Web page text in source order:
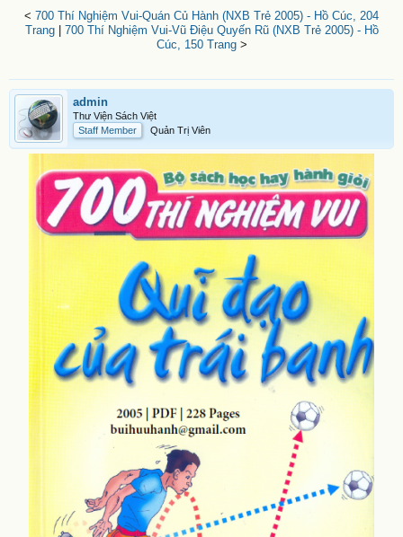
< 700 Thí Nghiệm Vui-Quán Củ Hành (NXB Trẻ 2005) - Hồ Cúc, 204
Trang| 700 Thí Nghiệm Vui-Vũ Điệu Quyến Rũ (NXB Trẻ 2005) - Hồ
Cúc, 150 Trang>
admin
Thư Viện Sách Việt
Staff Member
Quản Trị Viên